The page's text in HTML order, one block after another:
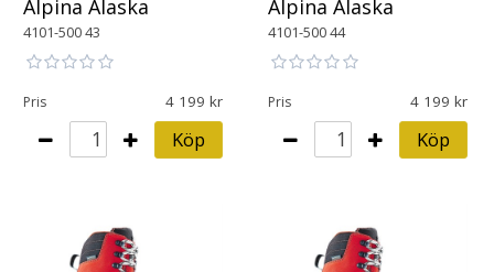
Alpina Alaska
4101-500 43
Pris 4 199
Köp
Alpina Alaska
4101-500 44
Pris 4 199
Köp